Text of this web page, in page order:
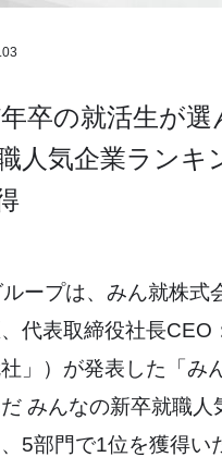
年卒の就活生が
人気企業ランキ
ープは、みん就株式
代表取締役社長CEO
」）が発表した「み
みんなの新卒就職人
5部門で1位を獲得い